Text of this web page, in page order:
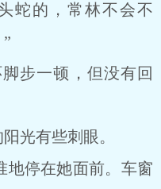
蛇的，常林不会不
一顿，但没有回
光有些刺眼。
停在她面前。车窗